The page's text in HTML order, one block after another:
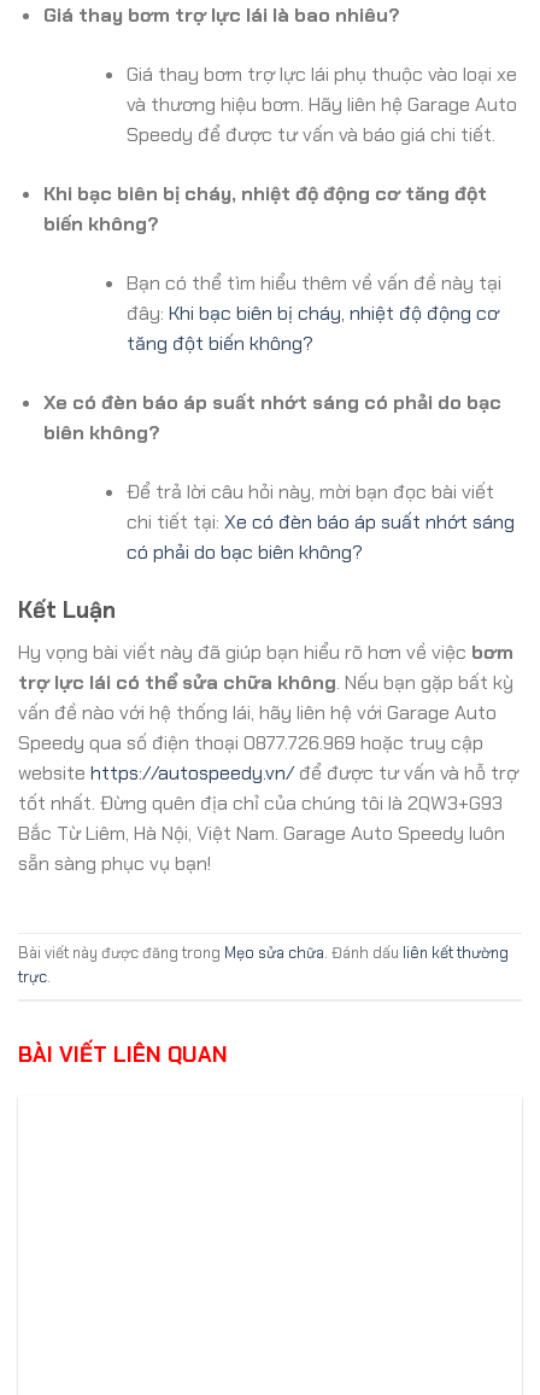
Giá thay bơm trợ lực lái là bao nhiêu?
Giá thay bơm trợ lực lái phụ thuộc vào loại xe
và thương hiệu bơm. Hãy liên hệ Garage Auto
Speedy để được tư vấn và báo giá chi tiết.
Khi bạc biên bị cháy, nhiệt độ động cơ tăng đột
biến không?
Bạn có thể tìm hiểu thêm về vấn đề này tại
đây: Khi bạc biên bị cháy, nhiệt độ động cơ
tăng đột biến không?
Xe có đèn báo áp suất nhớt sáng có phải do bạc
biên không?
Để trả lời câu hỏi này, mời bạn đọc bài viết
chi tiết tại: Xe có đèn báo áp suất nhớt sáng
có phải do bạc biên không?
Kết Luận
Hy vọng bài viết này đã giúp bạn hiểu rõ hơn về việc bơm
trợ lực lái có thể sửa chữa không. Nếu bạn gặp bất kỳ
vấn đề nào với hệ thống lái, hãy liên hệ với Garage Auto
Speedy qua số điện thoại 0877.726.969 hoặc truy cập
website https://autospeedy.vn/để được tư vấn và hỗ trợ
tốt nhất. Đừng quên địa chỉ của chúng tôi là 2QW3+G93
Bắc Từ Liêm, Hà Nội, Việt Nam. Garage Auto Speedy luôn
sẵn sàng phục vụ bạn!
Bài viết này được đăng trong Mẹo sửa chữa. Đánh dấu liên kết thường
trực.
BÀI VIẾT LIÊN QUAN